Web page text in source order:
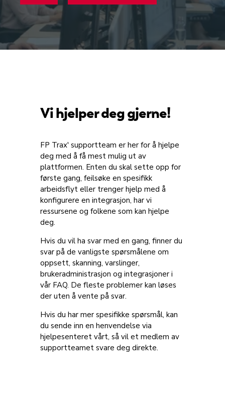
Vi hjelper deg gjerne!
FP Trax' supportteam er her for å hjelpe
deg med å få mest mulig ut av
plattformen. Enten du skal sette opp for
første gang, feilsøke en spesifikk
arbeidsflyt eller trenger hjelp med å
konfigurere en integrasjon, har vi
ressursene og folkene som kan hjelpe
deg.
Hvis du vil ha svar med en gang, finner du
svar på de vanligste spørsmålene om
oppsett, skanning, varslinger,
brukeradministrasjon og integrasjoner i
vår FAQ. De fleste problemer kan løses
der uten å vente på svar.
Hvis du har mer spesifikke spørsmål, kan
du sende inn en henvendelse via
hjelpesenteret vårt, så vil et medlem av
supportteamet svare deg direkte.